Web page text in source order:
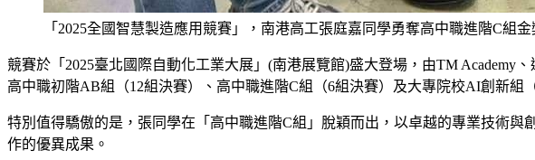
「2025全國智慧製造應用競賽」，南港高工張庭嘉同學勇奪高中職進階C組金
競賽於「2025臺北國際自動化工業大展」(南港展覽館)盛大登場，由TM Academy
高中職初階AB組（12組決賽）、高中職進階C組（6組決賽）及大專院校AI創新組
特別值得驕傲的是，張同學在「高中職進階C組」脫穎而出，以卓越的專業技術
作的優異成果。